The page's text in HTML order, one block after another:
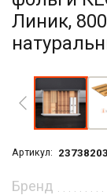
Линик,
Артикул:
Бренд